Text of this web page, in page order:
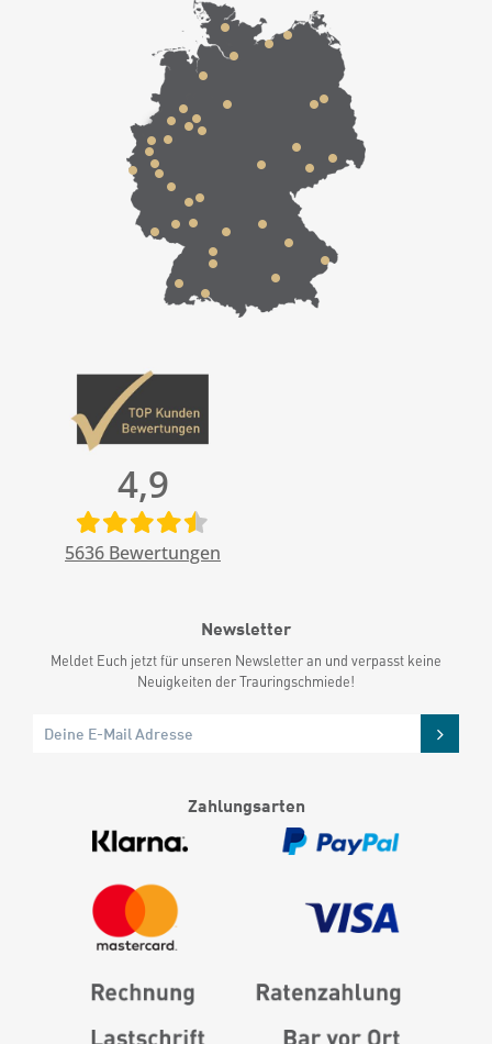
4,9
5636 Bewertungen
Newsletter
Meldet Euch jetzt für unseren Newsletter an und verpasst keine
Neuigkeiten der Trauringschmiede!
Zahlungsarten